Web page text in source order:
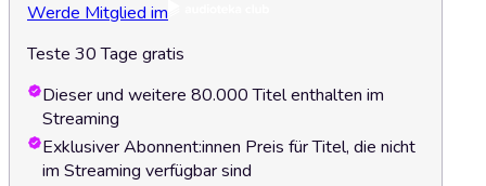
Werde Mitglied im
Teste 30 Tage gratis
Dieser und weitere 80.000 Titel enthalten im
Streaming
Exklusiver Abonnent:innen Preis für Titel, die nicht
im Streaming verfügbar sind